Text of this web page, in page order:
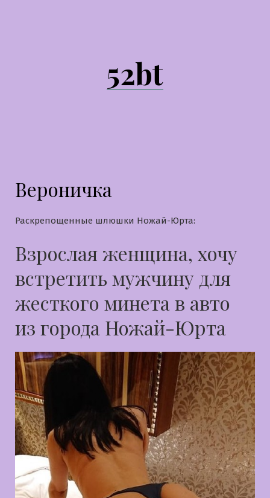
52bt
Вероничка
Раскрепощенные шлюшки Ножай-Юрта:
Взрослая женщина, хочу
встретить мужчину для
жесткого минета в авто
из города Ножай-Юрта